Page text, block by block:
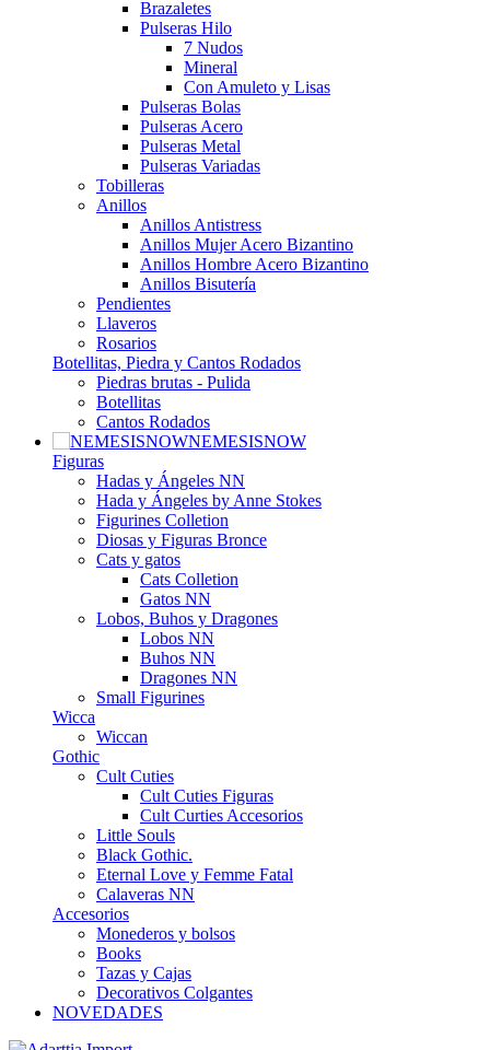
Brazaletes
Pulseras Hilo
7 Nudos
Mineral
Con Amuleto y Lisas
Pulseras Bolas
Pulseras Acero
Pulseras Metal
Pulseras Variadas
Tobilleras
Anillos
Anillos Antistress
Anillos Mujer Acero Bizantino
Anillos Hombre Acero Bizantino
Anillos Bisutería
Pendientes
Llaveros
Rosarios
Botellitas, Piedra y Cantos Rodados
Piedras brutas - Pulida
Botellitas
Cantos Rodados
NEMESISNOW
Figuras
Hadas y Ángeles NN
Hada y Ángeles by Anne Stokes
Figurines Colletion
Diosas y Figuras Bronce
Cats y gatos
Cats Colletion
Gatos NN
Lobos, Buhos y Dragones
Lobos NN
Buhos NN
Dragones NN
Small Figurines
Wicca
Wiccan
Gothic
Cult Cuties
Cult Cuties Figuras
Cult Curties Accesorios
Little Souls
Black Gothic.
Eternal Love y Femme Fatal
Calaveras NN
Accesorios
Monederos y bolsos
Books
Tazas y Cajas
Decorativos Colgantes
NOVEDADES